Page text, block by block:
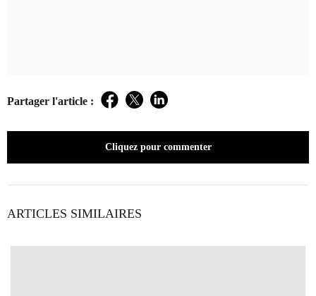
Partager l'article : Facebook
TwitterLinkedIn
Cliquez pour commenter
ARTICLES SIMILAIRES